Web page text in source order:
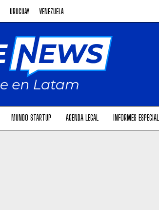
URUGUAY VENEZUELA
MUNDO STARTUP AGENDA LEGAL INFORMES